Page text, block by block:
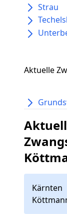
Strau
Aktuelle
Kärnten